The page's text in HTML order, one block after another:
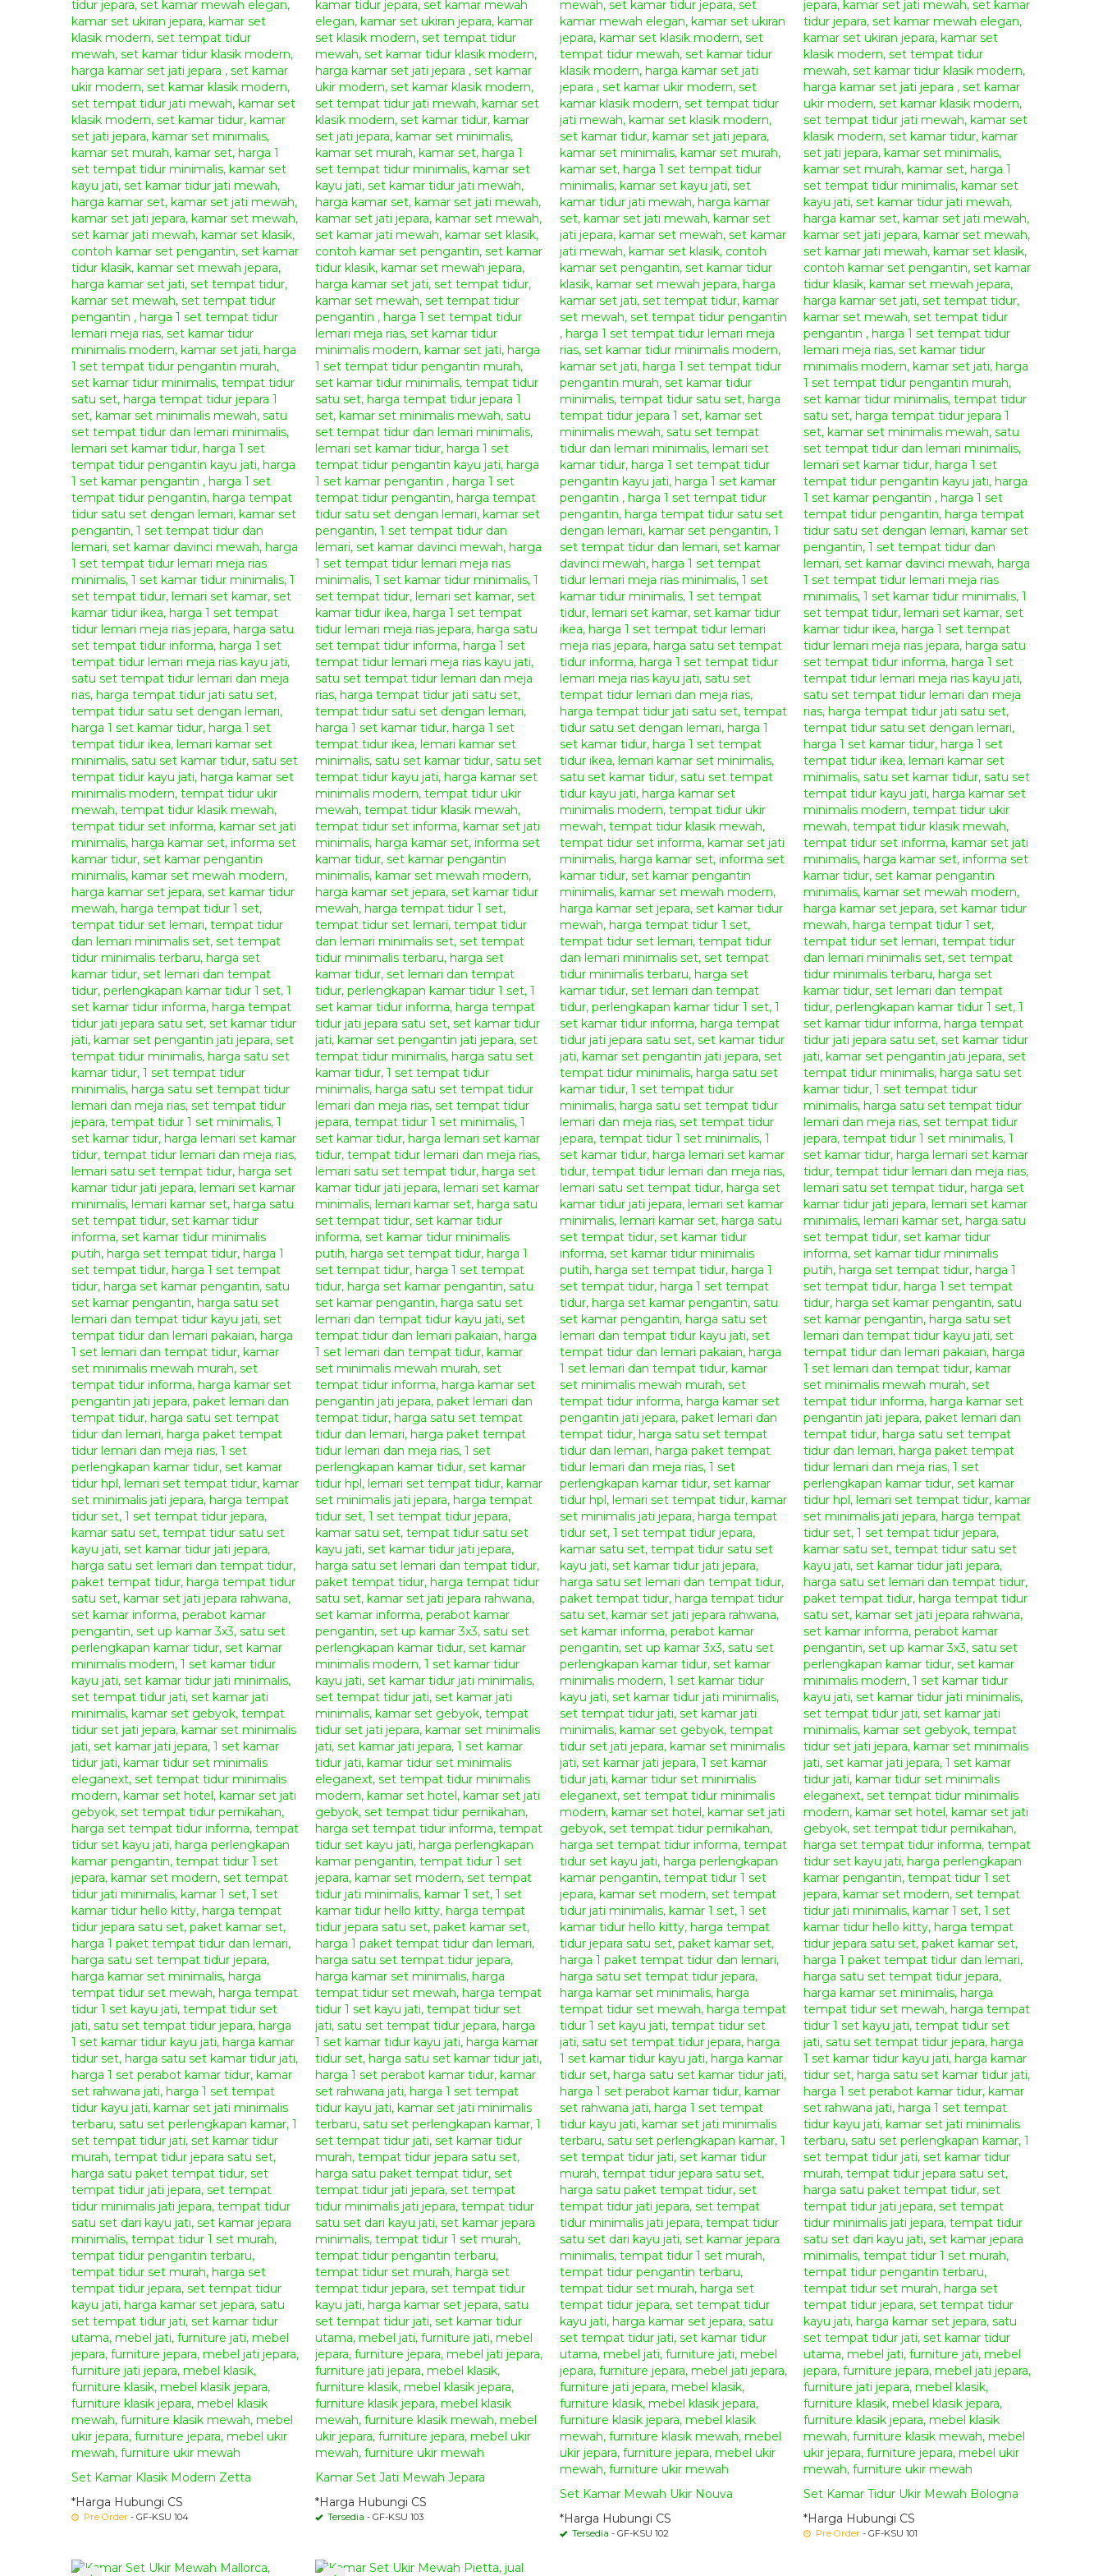
Set Kamar Klasik Modern Zetta
*Harga Hubungi CS
Pre Order - GF-KSU 104
Kamar Set Jati Mewah Jepara
*Harga Hubungi CS
Tersedia - GF-KSU 103
Set Kamar Mewah Ukir Nouva
*Harga Hubungi CS
Tersedia - GF-KSU 102
Set Kamar Tidur Ukir Mewah Bologna
*Harga Hubungi CS
Pre Order - GF-KSU 101